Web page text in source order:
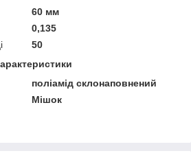
60 мм
0,135
50
поліамід склонаповнений
Мішок